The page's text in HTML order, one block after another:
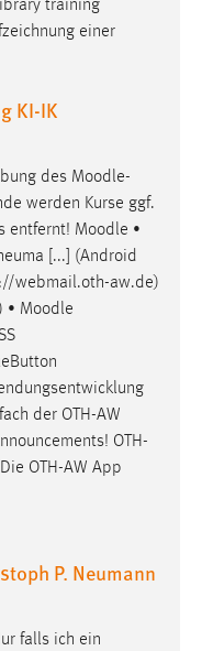
training
einer
KI-IK
des Moodle-
werden Kurse ggf.
entfernt! Moodle •
[...] (Android
webmail.oth-aw.de)
• Moodle
der OTH-AW
OTH-
OTH-AW App
P. Neumann
falls ich ein